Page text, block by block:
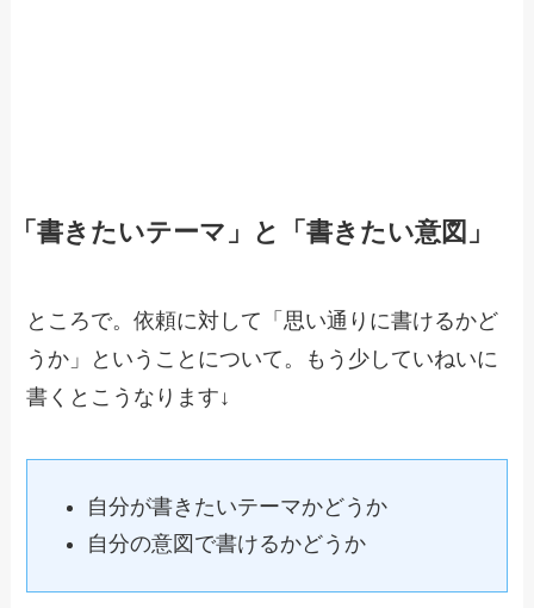
「書きたいテーマ」と「書きたい意図」
ところで。依頼に対して「思い通りに書けるかど
うか」ということについて。もう少していねいに
書くとこうなります↓
自分が書きたいテーマかどうか
自分の意図で書けるかどうか